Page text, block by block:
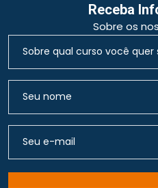
Receba
Sobre os